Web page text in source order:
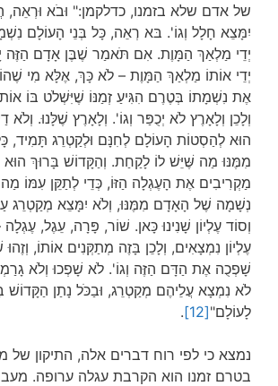
של אדם שלא בזמנו, כדלקמן:" וּבֹא וּרְאֵה,
יִמָּצֵא חָלָל וְגוֹ'. בּא רְאֵה, כָּל בְּנֵי הָעוֹלָם
יְדֵי מַלְאַךְ הַמָּוֶת. אִם תֹּאמַר שֶׁבֶּן אָדָם הַזֶּה
יְדֵי אוֹתוֹ מַלְאַךְ הַמָּוֶת – לֹא כָּךְ, אֶלָּא מִי
אֶת נִשְׁמָתוֹ בְּטֶרֶם הִגִּיעַ זְמַנּוֹ שֶׁיִּשְׁלֹט בּוֹ
וְלָכֵן וְלָאָרֶץ לֹא יְכֻפַּר וְגוֹ'. וְלָאָרֶץ שֶׁלָּנוּ.
הוּא לְהַסְטוֹת הָעוֹלָם לְחִנָּם וּלְקַטְרֵג תָּמִיד,
מִמֶּנּוּ מַה שֶּׁיֵּשׁ לוֹ לָקַחַת. וְהַקָּדוֹשׁ בָּרוּךְ הוּא
מַקְרִיבִים אֶת הָעֶגְלָה הַזּוֹ, כְּדֵי לְתַקֵּן עִמּוֹ
נְשָׁמָה שֶׁל הָאָדָם מִמֶּנּוּ, וְלֹא יִמָּצֵא מְקַטְרֵג
וְסוֹד עֶלְיוֹן שָׁנִינוּ כָּאן. שׁוֹר, פָּרָה, עֵגֶל,
עֶלְיוֹן נִמְצָאִים, וְלָכֵן בָּזֶה מְתַקְּנִים אוֹתוֹ, וְזֶהוּ
שָׁפְכֻה אֶת הַדָּם הַזֶּה וְגוֹ'. לֹא שָׁפְכוּ וְלֹא
לֹא נִמְצָא עֲלֵיהֶם מְקַטְרֵג, וּבַכֹּל נָתַן הַקָּדוֹשׁ
לָעוֹלָם"[12]
.
נמצא כי לפי רוח דברים אלה, התיקון של
בטרם זמנו הוא הקרבת עגלה ערופה.